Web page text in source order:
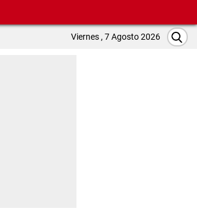
Viernes , 7 Agosto 2026